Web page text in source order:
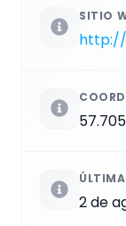
SITIO
http://
2 de